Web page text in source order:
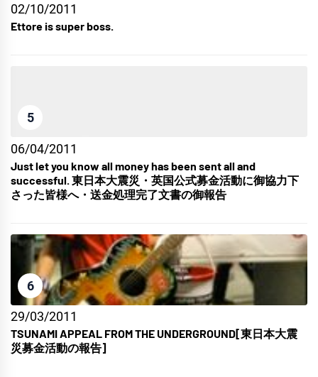
02/10/2011
Ettore is super boss.
5
06/04/2011
Just let you know all money has been sent all and
successful. 東日本大震災・英国公式募金活動に御協力下
さった皆様へ・送金処理完了文書の御報告
6
29/03/2011
TSUNAMI APPEAL FROM THE UNDERGROUND[東日本大震
災募金活動の報告]